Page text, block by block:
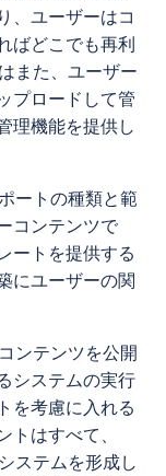
、ユーザーはコ
ばどこでも再利
また、ユーザー
プロードして管
理機能を提供し
ートの種類と範
コンテンツで
ートを提供する
にユーザーの関
ンテンツを公開
システムの実行
を考慮に入れる
はすべて、
ステムを形成し